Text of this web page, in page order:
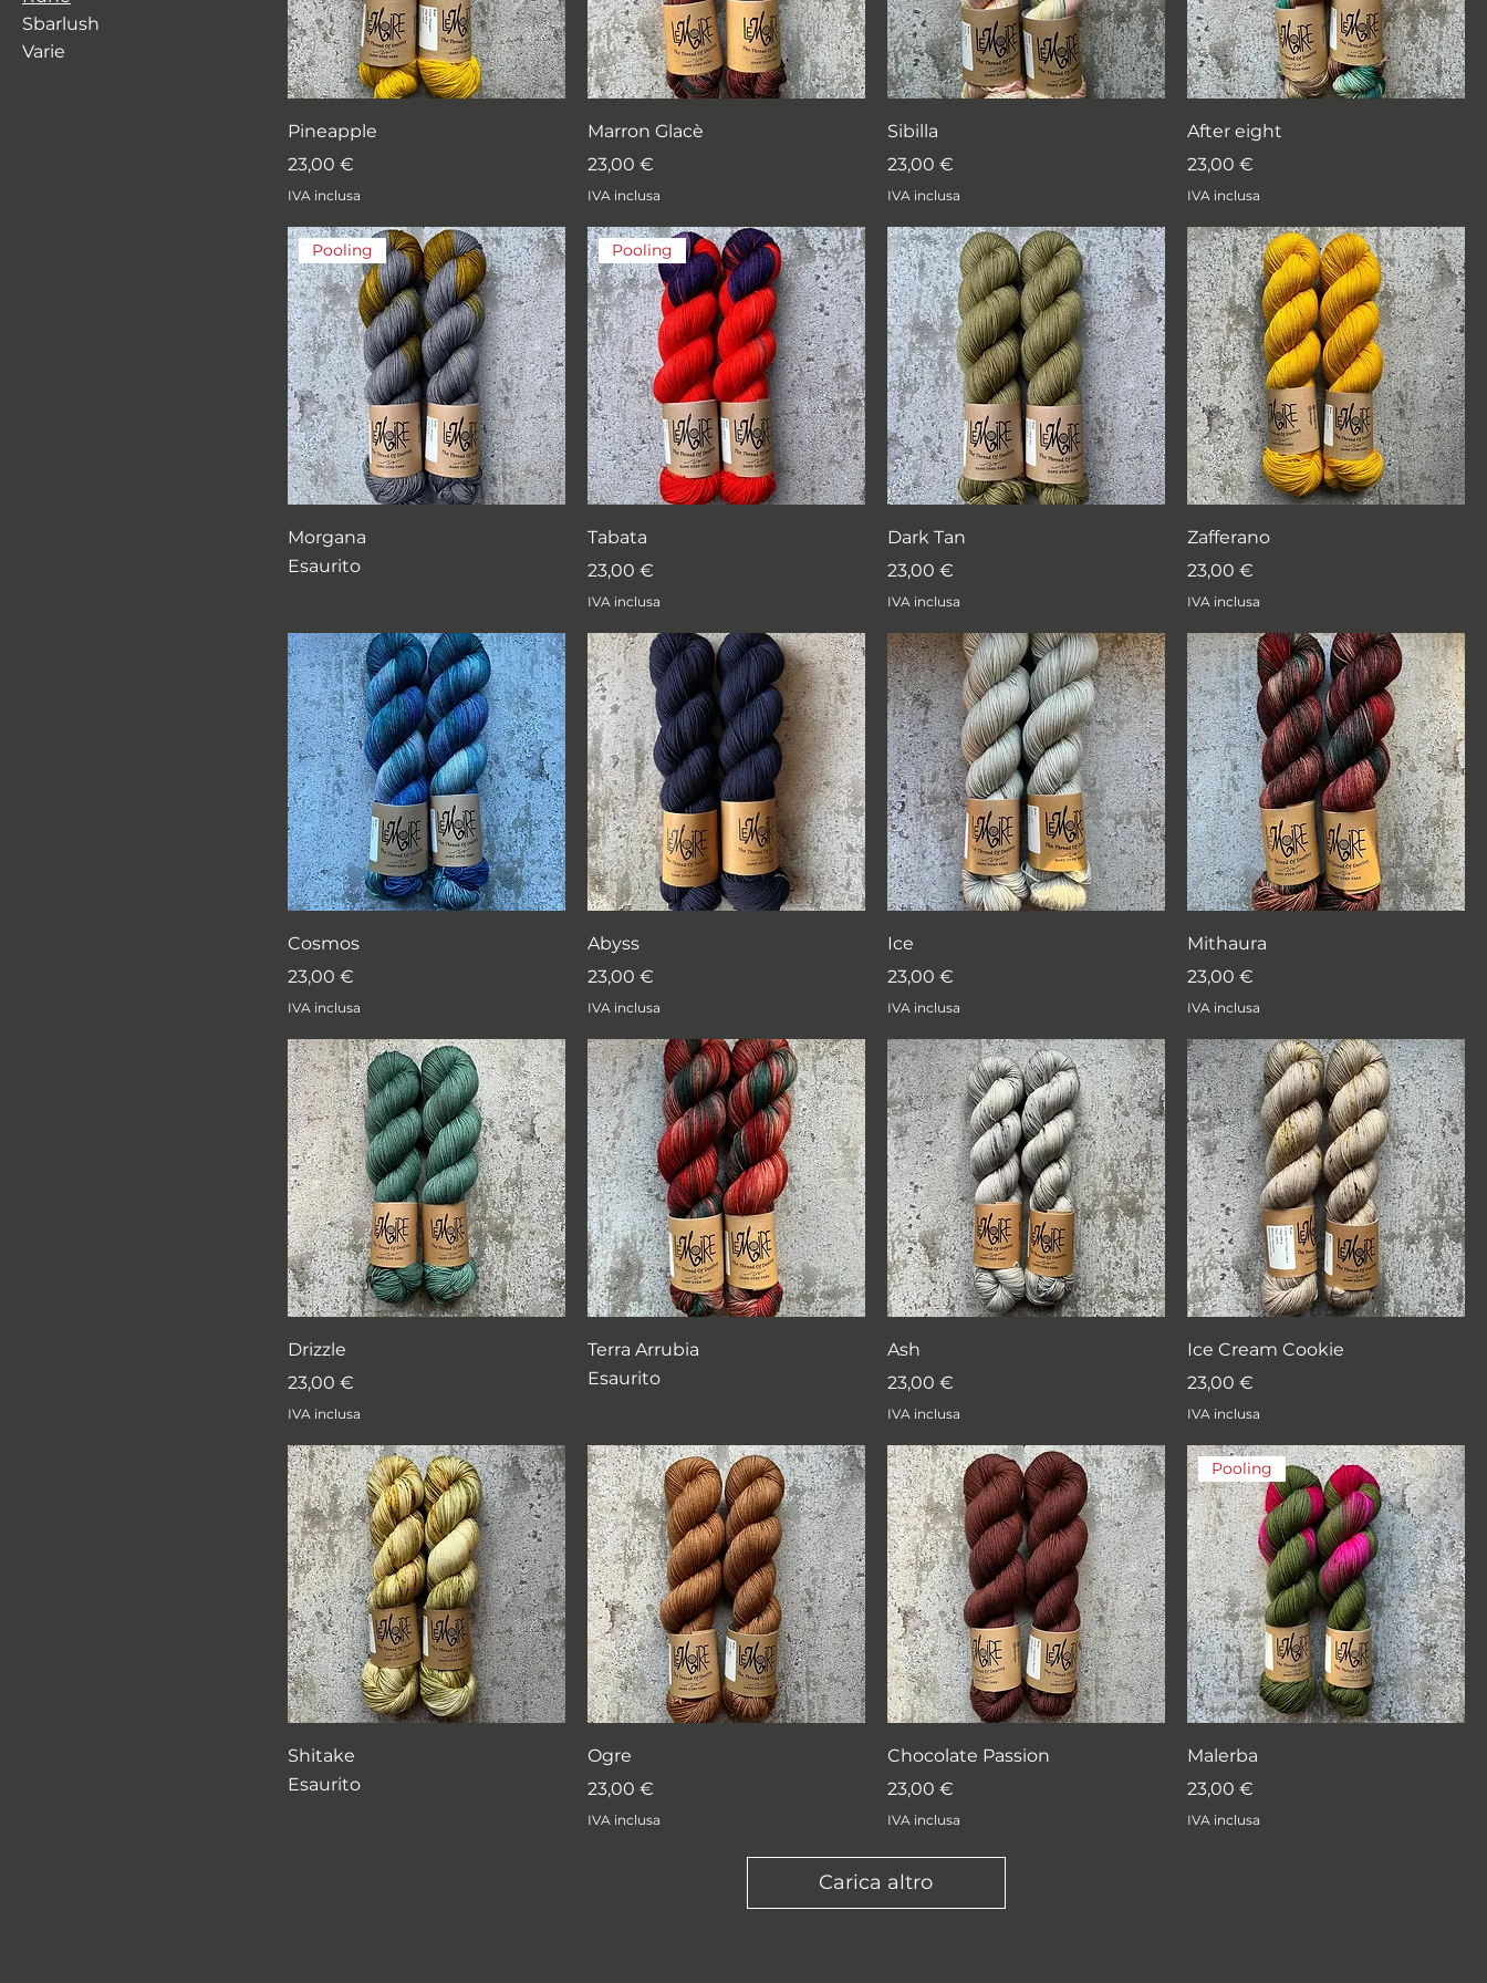
Sbarlush
Varie
Pineapple
Prezzo
23,00 €
IVA inclusa
Marron Glacè
Prezzo
23,00 €
IVA inclusa
Sibilla
Prezzo
23,00 €
IVA inclusa
After eight
Prezzo
23,00 €
IVA inclusa
Pooling
Morgana
Esaurito
Pooling
Tabata
Prezzo
23,00 €
IVA inclusa
Dark Tan
Prezzo
23,00 €
IVA inclusa
Zafferano
Prezzo
23,00 €
IVA inclusa
Cosmos
Prezzo
23,00 €
IVA inclusa
Abyss
Prezzo
23,00 €
IVA inclusa
Ice
Prezzo
23,00 €
IVA inclusa
Mithaura
Prezzo
23,00 €
IVA inclusa
Drizzle
Prezzo
23,00 €
IVA inclusa
Terra Arrubia
Esaurito
Ash
Prezzo
23,00 €
IVA inclusa
Ice Cream Cookie
Prezzo
23,00 €
IVA inclusa
Shitake
Esaurito
Ogre
Prezzo
23,00 €
IVA inclusa
Chocolate Passion
Prezzo
23,00 €
IVA inclusa
Pooling
Malerba
Prezzo
23,00 €
IVA inclusa
Carica altro